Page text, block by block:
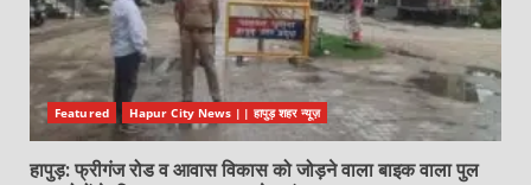
Featured Hapur City News || हापुड़ शहर न्यूज़
हापुड़: फ्रीगंज रोड व आवास विकास को जोड़ने वाला बाइक वाला पुल